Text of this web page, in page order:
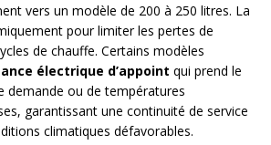
vers un modèle de 200 à 250 litres. La
pour limiter les pertes de
de chauffe. Certains modèles
électrique d’appoint qui prend le
demande ou de températures
garantissant une continuité de service
climatiques défavorables.